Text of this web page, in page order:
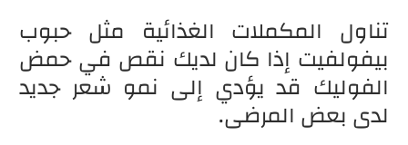
تناول المكملات الغذائية مثل حبوب
بيفولفيت إذا كان لديك نقص في حمض
الفوليك قد يؤدي إلى نمو شعر جديد
لدى بعض المرضى.